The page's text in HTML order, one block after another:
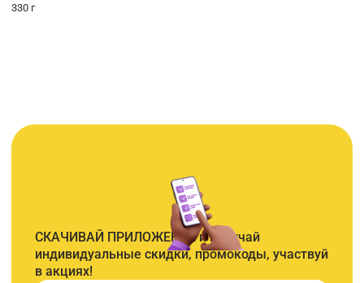
330 г
СКАЧИВАЙ ПРИЛОЖЕНИЕ и получай
индивидуальные скидки, промокоды, участвуй
в акциях!